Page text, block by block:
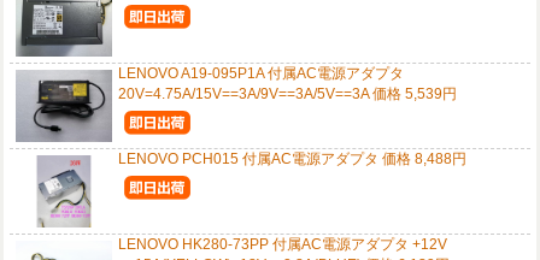
LENOVO A19-095P1A 付属AC電源アダプタ
20V=4.75A/15V==3A/9V==3A/5V==3A 価格 5,539円
LENOVO PCH015 付属AC電源アダプタ 価格 8,488円
LENOVO HK280-73PP 付属AC電源アダプタ +12V